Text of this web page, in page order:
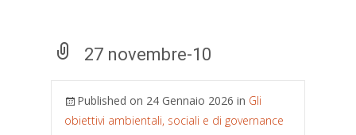
27 novembre-10
Published on 24 Gennaio 2026 in Gli
obiettivi ambientali, sociali e di governance